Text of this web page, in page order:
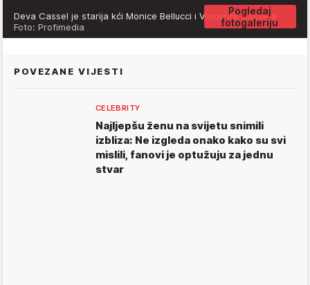
Pogledaj
fotogaleriju
Deva Cassel je starija kći Monice Bellucci i Vincenta Cassela
Foto: Profimedia
POVEZANE VIJESTI
CELEBRITY
Najljepšu ženu na svijetu snimili
izbliza: Ne izgleda onako kako su svi
mislili, fanovi je optužuju za jednu
stvar